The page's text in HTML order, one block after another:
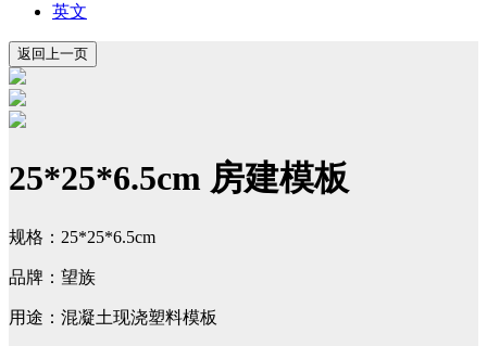
英文
25*25*6.5cm 房建模板
规格：25*25*6.5cm
品牌：望族
用途：混凝土现浇塑料模板